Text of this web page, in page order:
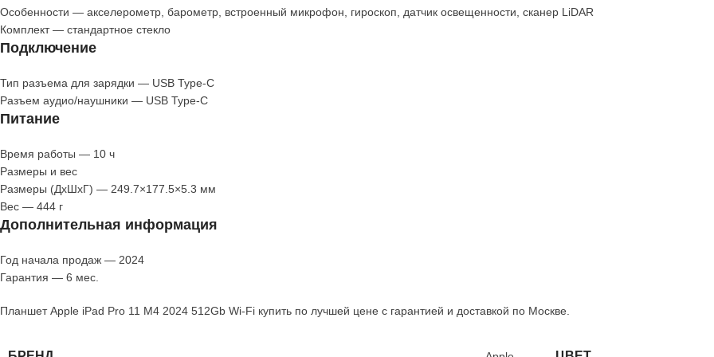
Особенности — акселерометр, барометр, встроенный микрофон, гироскоп, датчик освещенности, сканер LiDAR
Комплект — стандартное стекло
Подключение
Тип разъема для зарядки — USB Type-C
Разъем аудио/наушники — USB Type-C
Питание
Время работы — 10 ч
Размеры и вес
Размеры (ДхШхГ) — 249.7×177.5×5.3 мм
Вес — 444 г
Дополнительная информация
Год начала продаж — 2024
Гарантия — 6 мес.
Планшет Apple iPad Pro 11 M4 2024 512Gb Wi-Fi купить по лучшей цене с гарантией и доставкой по Москве.